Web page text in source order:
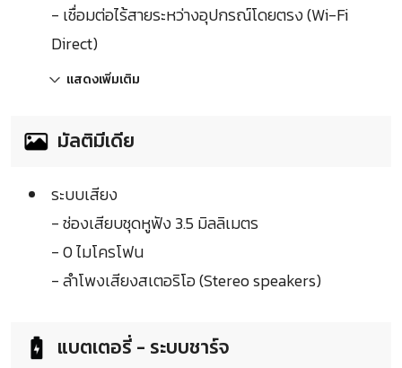
- เชื่อมต่อไร้สายระหว่างอุปกรณ์โดยตรง (Wi-Fi
Direct)
แสดงเพิ่มเติม
มัลติมีเดีย
ระบบเสียง
- ช่องเสียบชุดหูฟัง 3.5 มิลลิเมตร
- 0 ไมโครโฟน
- ลำโพงเสียงสเตอริโอ (Stereo speakers)
แบตเตอรี่ - ระบบชาร์จ